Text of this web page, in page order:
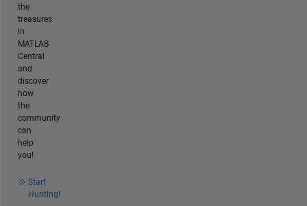
the
treasures
in
MATLAB
Central
and
discover
how
the
community
can
help
you!
Start
Hunting!